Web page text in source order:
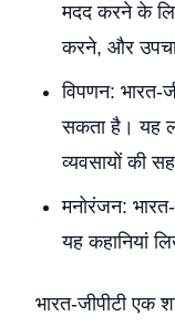
मदद करने के
करने, और
विपणन: भारत-
सकता है। यह
व्यवसायों की
मनोरंजन:
यह कहानियां
भारत-जीपीटी एक